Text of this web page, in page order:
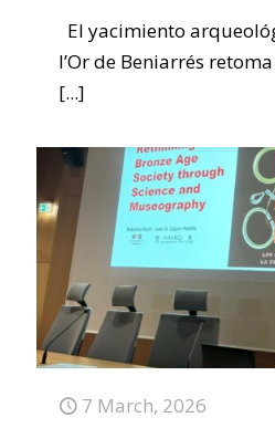
El yacimiento
l’Or de Beniarrés
[...]
7 March, 2026